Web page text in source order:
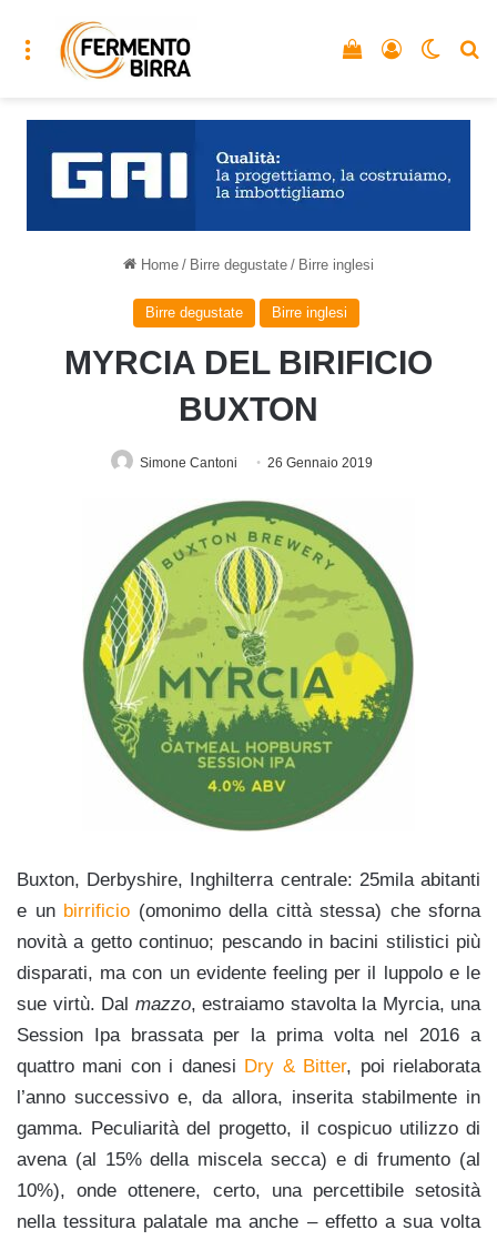
Menu Accedi
Vedi il carrello
Home / Birre degustate / Birre inglesi
Birre degustate Birre inglesi
MYRCIA DEL BIRIFICIO
BUXTON
Simone Cantoni 26 Gennaio 2019
Buxton, Derbyshire, Inghilterra centrale: 25mila abitanti
e un birrificio (omonimo della città stessa) che sforna
novità a getto continuo; pescando in bacini stilistici più
disparati, ma con un evidente feeling per il luppolo e le
sue virtù. Dal mazzo, estraiamo stavolta la Myrcia, una
Session Ipa brassata per la prima volta nel 2016 a
quattro mani con i danesi Dry & Bitter, poi rielaborata
l’anno successivo e, da allora, inserita stabilmente in
gamma. Peculiarità del progetto, il cospicuo utilizzo di
avena (al 15% della miscela secca) e di frumento (al
10%), onde ottenere, certo, una percettibile setosità
nella tessitura palatale ma anche – effetto a sua volta